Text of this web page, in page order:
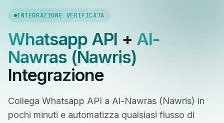
INTEGRAZIONE VERIFICATA
Whatsapp API + Al-
Nawras (Nawris)
Integrazione
Collega Whatsapp API a Al-Nawras (Nawris) in
pochi minuti e automatizza qualsiasi flusso di